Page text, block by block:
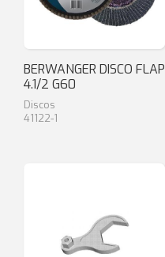
BERWANGER DISCO FLAP
4.1/2 G60
Discos
41122-1